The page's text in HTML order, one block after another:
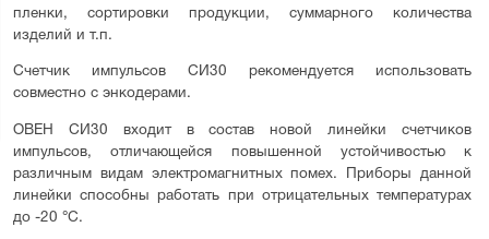
пленки, сортировки продукции, суммарного количества
изделий и т.п.
Счетчик импульсов СИ30 рекомендуется использовать
совместно с энкодерами.
ОВЕН СИ30 входит в состав новой линейки счетчиков
импульсов, отличающейся повышенной устойчивостью к
различным видам электромагнитных помех. Приборы данной
линейки способны работать при отрицательных температурах
до -20 °С.